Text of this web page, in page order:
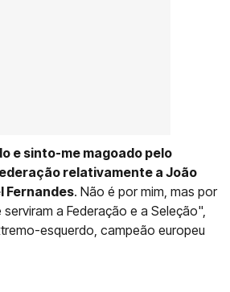
e sinto-me magoado pelo
relativamente a João
Fernandes. Não é por mim, mas por
a Federação e a Seleção",
esquerdo, campeão europeu